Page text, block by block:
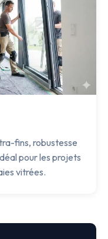
fins, robustesse
pour les projets
vitrées.